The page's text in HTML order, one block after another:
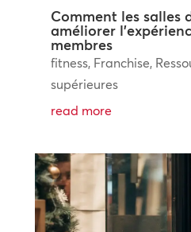
Comment les salles
améliorer
membres
fitness, Franchise,
supérieures
read more